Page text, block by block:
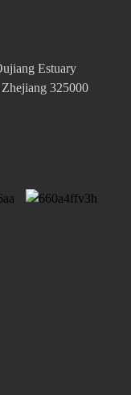
Estuary
325000